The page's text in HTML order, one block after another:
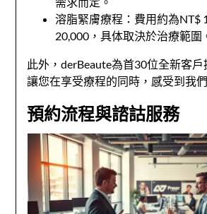
溶脂緊膚療程：費用約為NT$
20,000，具体取決於治療範圍
此外，derBeaute為首30位全新客戶
讓您在享受療程的同時，感受到我
預約流程與諮詁服務